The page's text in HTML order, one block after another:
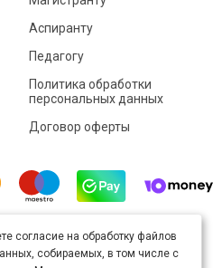
Аспиранту
Педагогу
Политика обработки
персональных данных
Договор оферты
доступно полицензии Creative
(«Атрибуция») 4.0
согласие на обработку файлов
собираемых, в том числе с